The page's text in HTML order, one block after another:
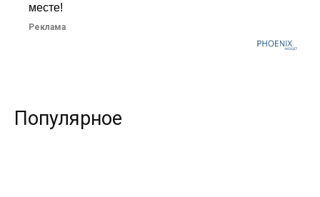
месте!
Реклама
Популярное